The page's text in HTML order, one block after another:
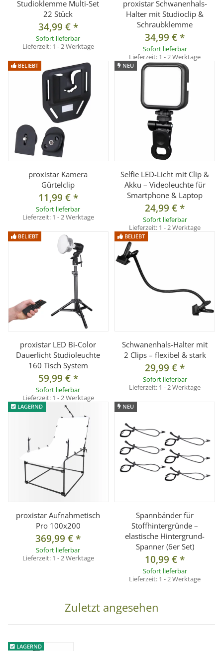
Studioklemme Multi-Set
22 Stück
34,99 €*
Sofort lieferbar
Lieferzeit: 1 - 2 Werktage
proxistar Schwanenhals-
Halter mit Studioclip &
Schraubklemme
34,99 €*
Sofort lieferbar
Lieferzeit: 1 - 2 Werktage
BELIEBT
proxistar Kamera
Gürtelclip
11,99 €*
Sofort lieferbar
Lieferzeit: 1 - 2 Werktage
NEU
Selfie LED-Licht mit Clip &
Akku – Videoleuchte für
Smartphone & Laptop
24,99 €*
Sofort lieferbar
Lieferzeit: 1 - 2 Werktage
BELIEBT
proxistar LED Bi-Color
Dauerlicht Studioleuchte
160 Tisch System
59,99 €*
Sofort lieferbar
Lieferzeit: 1 - 2 Werktage
BELIEBT
Schwanenhals-Halter mit
2 Clips – flexibel & stark
29,99 €*
Sofort lieferbar
Lieferzeit: 1 - 2 Werktage
LAGERND
proxistar Aufnahmetisch
Pro 100x200
369,99 €*
Sofort lieferbar
Lieferzeit: 1 - 2 Werktage
NEU
Spannbänder für
Stoffhintergründe –
elastische Hintergrund-
Spanner (6er Set)
10,99 €*
Sofort lieferbar
Lieferzeit: 1 - 2 Werktage
Zuletzt angesehen
LAGERND